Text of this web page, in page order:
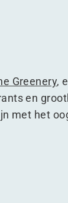
Greenery,
en
met het